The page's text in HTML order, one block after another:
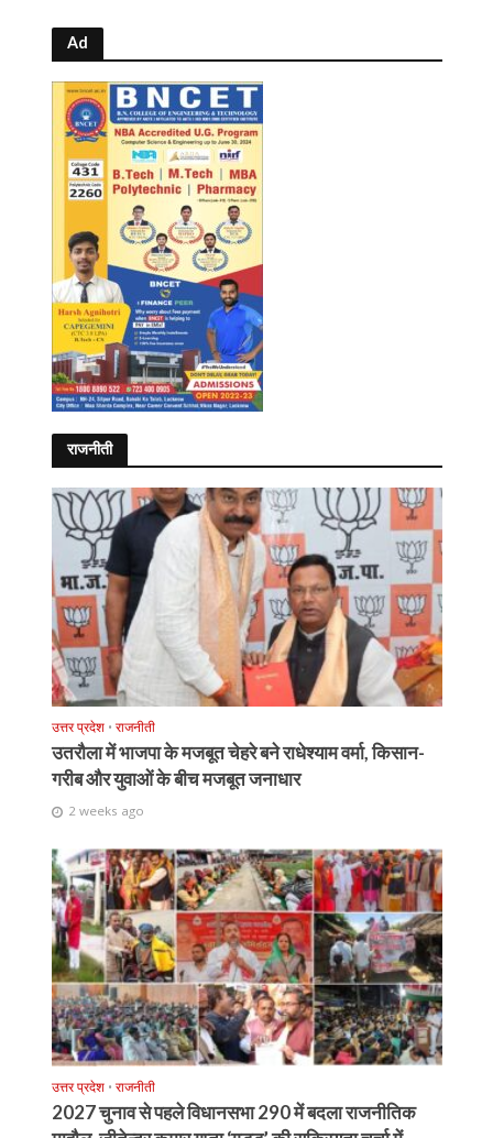
Ad
राजनीती
उत्तर प्रदेश • राजनीती
उतरौला में भाजपा के मजबूत चेहरे बने राधेश्याम वर्मा, किसान-
गरीब और युवाओं के बीच मजबूत जनाधार
2 weeks ago
उत्तर प्रदेश • राजनीती
2027 चुनाव से पहले विधानसभा 290 में बदला राजनीतिक